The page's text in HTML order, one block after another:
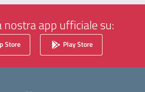
nostra app ufficiale su:
Store Play Store